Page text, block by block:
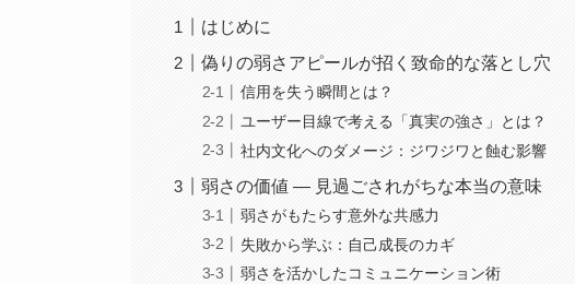
はじめに
偽りの弱さアピールが招く致命的な落とし穴
信用を失う瞬間とは？
ユーザー目線で考える「真実の強さ」とは？
社内文化へのダメージ：ジワジワと蝕む影響
弱さの価値 — 見過ごされがちな本当の意味
弱さがもたらす意外な共感力
失敗から学ぶ：自己成長のカギ
弱さを活かしたコミュニケーション術